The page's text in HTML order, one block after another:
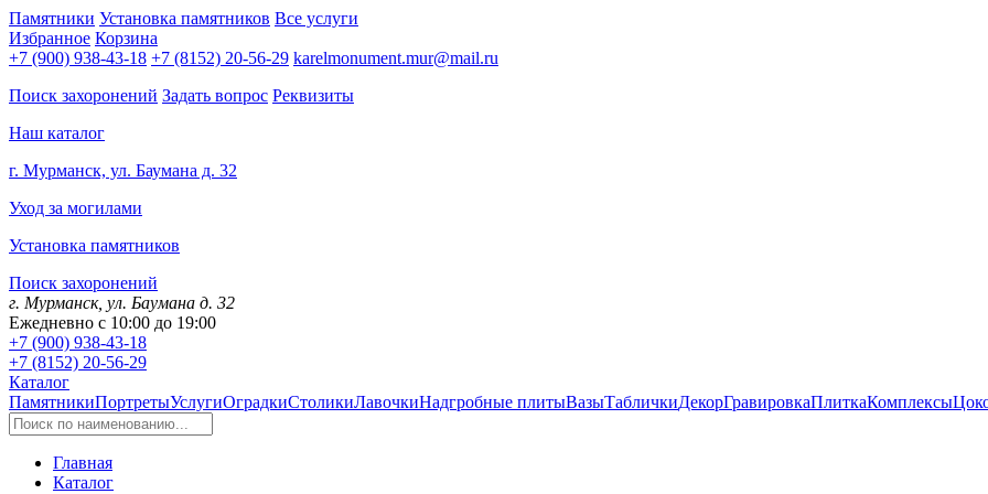
Памятники Установка памятников Все услуги
Избранное Корзина
+7 (900) 938-43-18 +7 (8152) 20-56-29 karelmonument.mur@mail.ru
Поиск захоронений Задать вопрос Реквизиты
Наш каталог
г. Мурманск, ул. Баумана д. 32
Уход за могилами
Установка памятников
Поиск захоронений
г. Мурманск, ул. Баумана д. 32
Ежедневно с 10:00 до 19:00
+7 (900) 938-43-18
+7 (8152) 20-56-29
Каталог
ПамятникиПортретыУслугиОградкиСтоликиЛавочкиНадгробные плитыВазыТабличкиДекорГравировкаПлиткаКомплексы
Главная
Каталог